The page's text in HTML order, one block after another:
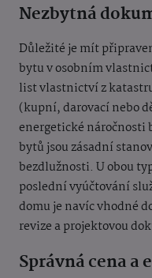
Nezbytná
Důležité je mít
bytu v osobním
list vlastnictví z
(kupní, darovací nebo
energetické náročnosti
bytů jsou zásadní
bezdlužnosti. U obou
poslední vyúčtování
domu je navíc vhodné
revize a projektovou
Správná cena